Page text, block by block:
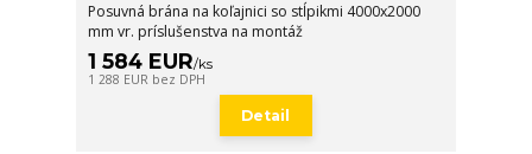
Posuvná brána na koľajnici so stĺpikmi 4000x2000
mm vr. príslušenstva na montáž
1 584 EUR/ks
1 288 EUR bez DPH
Detail